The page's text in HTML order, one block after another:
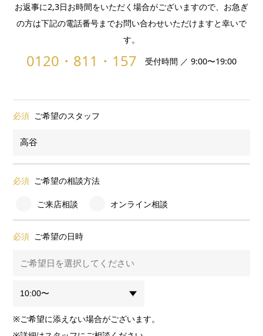
お返事に2,3日お時間をいただく場合がございますので、お急ぎ
の方は下記の電話番号までお問い合わせいただけますと幸いで
す。
0120・811・157 受付時間 ／ 9:00〜19:00
必須 ご希望のスタッフ
必須 ご希望の相談方法
ご来店相談 オンライン相談
必須 ご希望の日時
※ご希望に添えない場合がございます。